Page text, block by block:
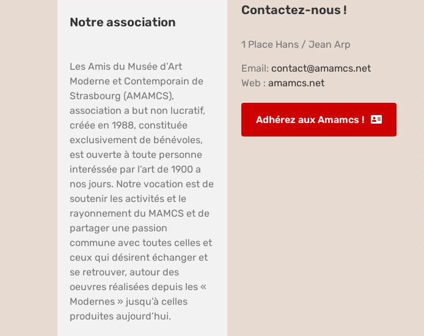
Notre association
Les Amis du Musée d’Art
Moderne et Contemporain de
Strasbourg (AMAMCS),
association a but non lucratif,
créée en 1988, constituée
exclusivement de bénévoles,
est ouverte à toute personne
interéssée par l’art de 1900 a
nos jours. Notre vocation est de
soutenir les activités et le
rayonnement du MAMCS et de
partager une passion
commune avec toutes celles et
ceux qui désirent échanger et
se retrouver, autour des
oeuvres réalisées depuis les «
Modernes » jusqu’à celles
produites aujourd’hui.
Contactez-nous !
1 Place Hans / Jean Arp
Email: contact@amamcs.net
Web : amamcs.net
Adhérez aux Amamcs !